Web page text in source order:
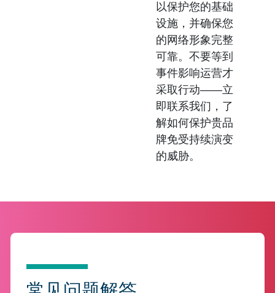
以保护您的基础
设施，并确保您
的网络形象完整
可靠。不要等到
事件影响运营才
采取行动——立
即联系我们，了
解如何保护贵品
牌免受持续演变
的威胁。